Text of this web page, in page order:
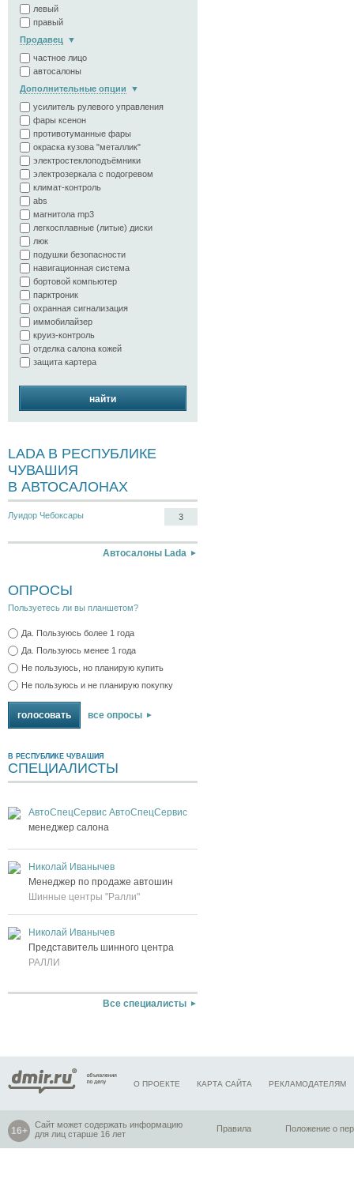
левый
правый
Продавец
частное лицо
автосалоны
Дополнительные опции
усилитель рулевого управления
фары ксенон
противотуманные фары
окраска кузова "металлик"
электростеклоподъёмники
электрозеркала с подогревом
климат-контроль
abs
магнитола mp3
легкосплавные (литые) диски
люк
подушки безопасности
навигационная система
бортовой компьютер
парктроник
охранная сигнализация
иммобилайзер
круиз-контроль
отделка салона кожей
защита картера
найти
LADA В РЕСПУБЛИКЕ
ЧУВАШИЯ
В АВТОСАЛОНАХ
Луидор Чебоксары 3
Автосалоны Lada
ОПРОСЫ
Пользуетесь ли вы планшетом?
Да. Пользуюсь более 1 года
Да. Пользуюсь менее 1 года
Не пользуюсь, но планирую купить
Не пользуюсь и не планирую покупку
все опросы
В РЕСПУБЛИКЕ ЧУВАШИЯ
СПЕЦИАЛИСТЫ
АвтоСпецСервис АвтоСпецСервис
менеджер салона
Николай Иванычев
Менеджер по продаже автошин
Шинные центры "Ралли"
Николай Иванычев
Представитель шинного центра
РАЛЛИ
Все специалисты
О ПРОЕКТЕ КАРТА САЙТА РЕКЛАМОДАТЕЛЯМ
Сайт может содержать информацию
для лиц старше 16 лет
Правила Положение о